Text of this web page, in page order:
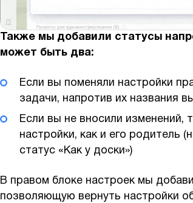
Также мы добавили статусы
может быть два:
Если вы поменяли настройки
задачи, напротив их названия
Если вы не вносили изменений,
настройки, как и его родитель
статус «Как у доски»)
В правом блоке настроек мы
позволяющую вернуть настройки